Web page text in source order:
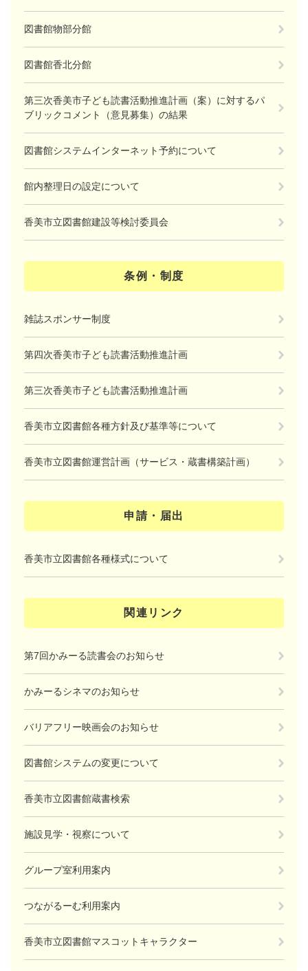
図書館物部分館
図書館香北分館
第三次香美市子ども読書活動推進計画（案）に対するパ
ブリックコメント（意見募集）の結果
図書館システムインターネット予約について
館内整理日の設定について
香美市立図書館建設等検討委員会
条例・制度
雑誌スポンサー制度
第四次香美市子ども読書活動推進計画
第三次香美市子ども読書活動推進計画
香美市立図書館各種方針及び基準等について
香美市立図書館運営計画（サービス・蔵書構築計画）
申請・届出
香美市立図書館各種様式について
関連リンク
第7回かみーる読書会のお知らせ
かみーるシネマのお知らせ
バリアフリー映画会のお知らせ
図書館システムの変更について
香美市立図書館蔵書検索
施設見学・視察について
グループ室利用案内
つながるーむ利用案内
香美市立図書館マスコットキャラクター